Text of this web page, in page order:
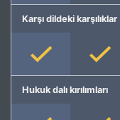
Karşı dildeki karşılıklar
Hukuk dalı kırılımları